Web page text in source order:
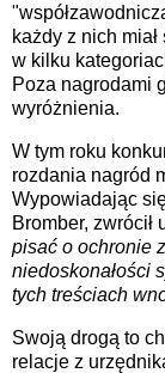
każdy z nich
w kilku
Poza nagrodami
wyróżnienia.
W tym roku
rozdania nagród
Wypowiadając
Bromber, zwrócił
pisać o ochronie
niedoskonałości
tych treściach
Swoją drogą to
relacje z